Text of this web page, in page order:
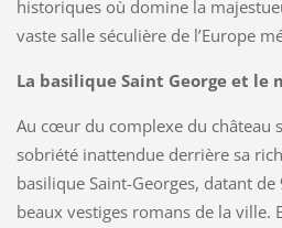
historiques où domine la
vaste salle séculière de l’Europe
La basilique Saint George et le
Au cœur du complexe du château
sobriété inattendue derrière sa
basilique Saint-Georges, datant
beaux vestiges romans de la ville.